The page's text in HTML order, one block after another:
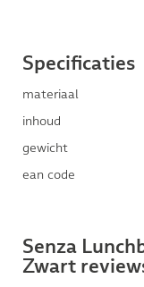
Specificaties
materiaal
inhoud
gewicht
ean code
Senza
Zwart